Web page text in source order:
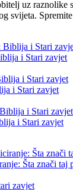
uz raznolike
svijeta.
i Stari zavjet
i Stari zavjet
i Stari zavjet
Šta znači taj